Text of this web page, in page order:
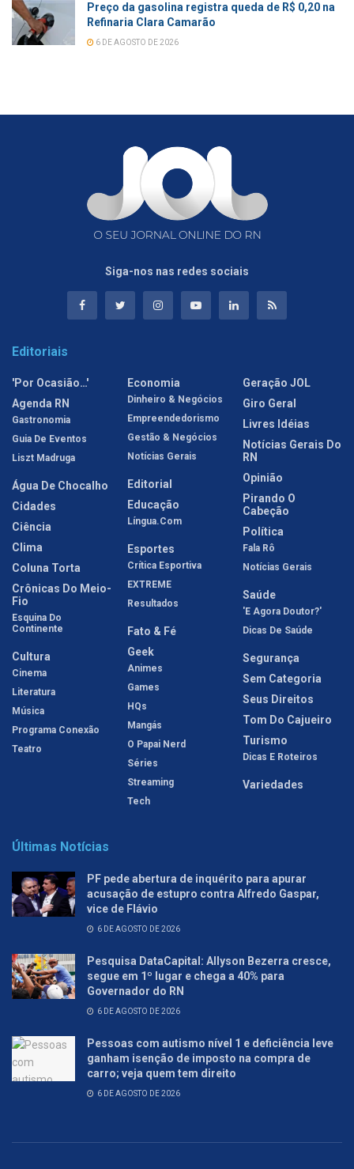
Preço da gasolina registra queda de R$ 0,20 na
Refinaria Clara Camarão
6 DE AGOSTO DE 2026
Siga-nos nas redes sociais
Editoriais
'Por Ocasião…'
Agenda RN
Gastronomia
Guia De Eventos
Liszt Madruga
Água De Chocalho
Cidades
Ciência
Clima
Coluna Torta
Crônicas Do Meio-
Fio
Esquina Do
Continente
Cultura
Cinema
Literatura
Música
Programa Conexão
Teatro
Economia
Dinheiro & Negócios
Empreendedorismo
Gestão & Negócios
Notícias Gerais
Editorial
Educação
Língua.com
Esportes
Crítica Esportiva
EXTREME
Resultados
Fato & Fé
Geek
Animes
Games
HQs
Mangás
O Papai Nerd
Séries
Streaming
Tech
Geração JOL
Giro Geral
Livres Idéias
Notícias Gerais Do
RN
Opinião
Pirando O
Cabeção
Política
Fala Rô
Notícias Gerais
Saúde
'E Agora Doutor?'
Dicas De Saúde
Segurança
Sem Categoria
Seus Direitos
Tom Do Cajueiro
Turismo
Dicas E Roteiros
Variedades
Últimas Notícias
PF pede abertura de inquérito para apurar
acusação de estupro contra Alfredo Gaspar,
vice de Flávio
6 DE AGOSTO DE 2026
Pesquisa DataCapital: Allyson Bezerra cresce,
segue em 1º lugar e chega a 40% para
Governador do RN
6 DE AGOSTO DE 2026
Pessoas com autismo nível 1 e deficiência leve
ganham isenção de imposto na compra de
carro; veja quem tem direito
6 DE AGOSTO DE 2026